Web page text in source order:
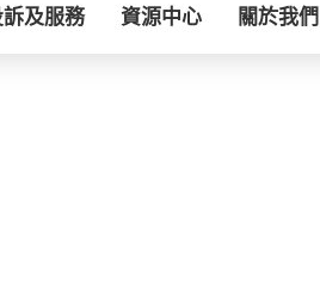
及服務 資源中心 關於我們